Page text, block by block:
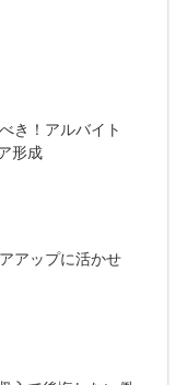
き！アルバイト
形成
アップに活かせ